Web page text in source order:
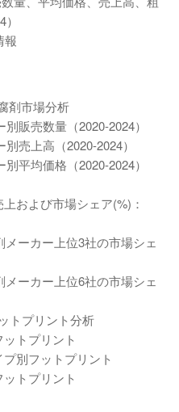
報
剤市場分析
販売数量（2020-2024）
売上高（2020-2024）
平均価格（2020-2024）
および市場シェア(%)：
ーカー上位3社の市場シェ
ーカー上位6社の市場シェ
トプリント分析
トプリント
別フットプリント
トプリント